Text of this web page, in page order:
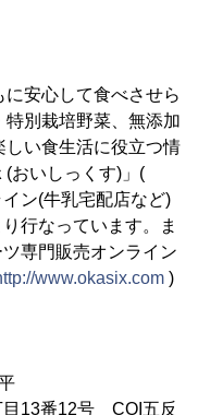
安心して食べさせら
別栽培野菜、無添加
い食生活に役立つ情
おいしっくす)」(
ン(牛乳宅配店など)
行なっています。ま
専門販売オンライン
www.okasix.com )
目13番12号 COI五反